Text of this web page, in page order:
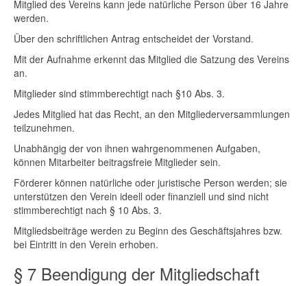
Mitglied des Vereins kann jede natürliche Person über 16 Jahre
werden.
Über den schriftlichen Antrag entscheidet der Vorstand.
Mit der Aufnahme erkennt das Mitglied die Satzung des Vereins
an.
Mitglieder sind stimmberechtigt nach §10 Abs. 3.
Jedes Mitglied hat das Recht, an den Mitgliederversammlungen
teilzunehmen.
Unabhängig der von ihnen wahrgenommenen Aufgaben,
können Mitarbeiter beitragsfreie Mitglieder sein.
Förderer können natürliche oder juristische Person werden; sie
unterstützen den Verein ideell oder finanziell und sind nicht
stimmberechtigt nach § 10 Abs. 3.
Mitgliedsbeiträge werden zu Beginn des Geschäftsjahres bzw.
bei Eintritt in den Verein erhoben.
§ 7 Beendigung der Mitgliedschaft